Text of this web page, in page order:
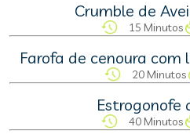
Crumble de
15 Minutos
Farofa de cenoura
20 Minutos
Estrogonofe
40 Minutos